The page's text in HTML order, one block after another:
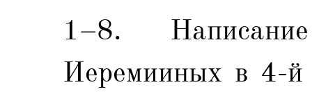
1–8.
Иеремииных в 4-